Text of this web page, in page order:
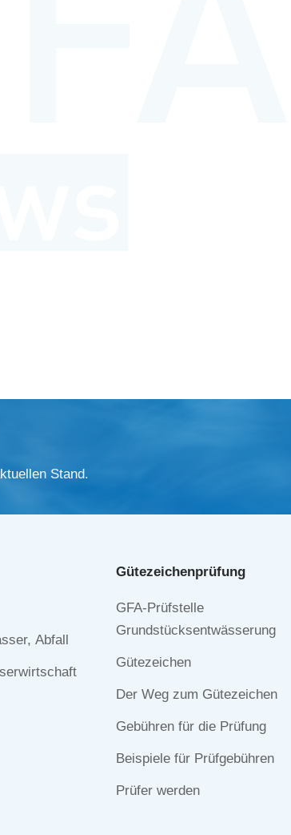
Stand.
Abfall
Gütezeichen­prüfung
Navigation
überspringen
GFA-Prüfstelle
Grundstücksentwässerung
Gütezeichen
Der Weg zum Gütezeichen
Gebühren für die Prüfung
Beispiele für Prüfgebühren
Prüfer werden